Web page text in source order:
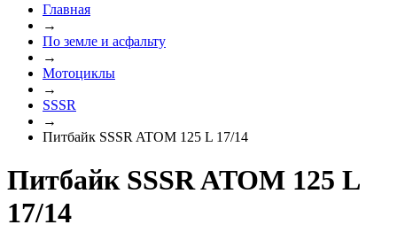
Главная
→
По земле и асфальту
→
Мотоциклы
→
SSSR
→
Питбайк SSSR ATOM 125 L 17/14
Питбайк SSSR ATOM 125 L
17/14